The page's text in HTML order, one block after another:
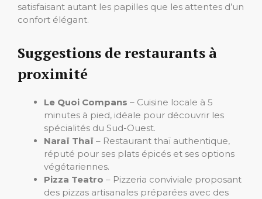
satisfaisant autant les papilles que les attentes d’un
confort élégant.
Suggestions de restaurants à
proximité
Le Quoi Compans – Cuisine locale à 5
minutes à pied, idéale pour découvrir les
spécialités du Sud-Ouest.
Naraï Thaï – Restaurant thaï authentique,
réputé pour ses plats épicés et ses options
végétariennes.
Pizza Teatro – Pizzeria conviviale proposant
des pizzas artisanales préparées avec des